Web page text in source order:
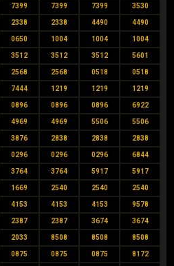
7399 7399 7399 3530
2338 2338 4490 4490
0650 1004 1004 1004
3512 3512 3512 5601
2568 2568 0518 0518
7444 1219 1219 1219
0896 0896 0896 6922
4969 4969 5506 5506
3876 2838 2838 2838
0296 0296 0296 6844
3764 3764 5917 5917
1669 2540 2540 2540
4153 4153 4153 9578
2387 2387 3674 3674
2033 8508 8508 8508
0875 0875 0875 8172